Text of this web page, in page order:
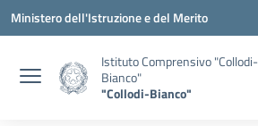
Vai ai contenuti
Vai al menu di navigazione
Vai al footer
Ministero dell'Istruzione e del Merito
Istituto Comprensivo "Collodi-
Bianco"
"Collodi-Bianco"